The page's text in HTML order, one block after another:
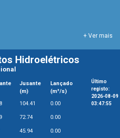
+ Ver mais
Hidroelétricos
Jusante
(m)
Lançado
(m³/s)
104.41 0.00
72.74 0.00
45.94 0.00
Último
registo:
2026-08-09
03:47:55